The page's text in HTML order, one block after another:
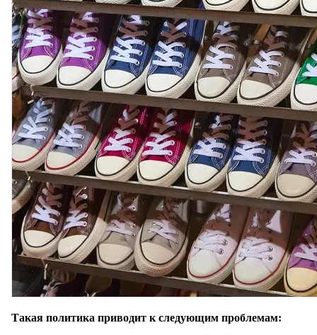
Такая политика приводит к следующим проблемам: